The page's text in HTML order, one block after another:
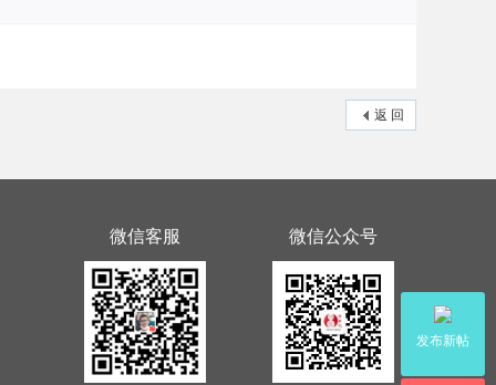
返 回
发布新帖
微信客服 微信公众号